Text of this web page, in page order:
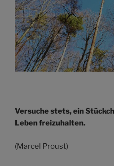
Versuche stets, ein
Leben freizuhalten.
(Marcel Proust)